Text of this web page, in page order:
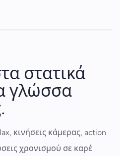
στατικά
γλώσσα
κινήσεις κάμερας, action
χρονισμού σε καρέ